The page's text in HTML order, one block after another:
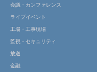
会議・カンファレンス
ライブイベント
工場・工事現場
監視・セキュリティ
放送
金融